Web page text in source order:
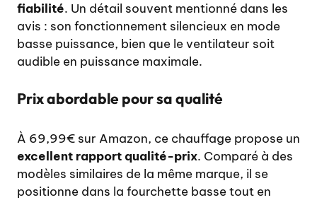
fiabilité. Un détail souvent mentionné dans les
avis : son fonctionnement silencieux en mode
basse puissance, bien que le ventilateur soit
audible en puissance maximale.
Prix abordable pour sa qualité
À 69,99€ sur Amazon, ce chauffage propose un
excellent rapport qualité-prix. Comparé à des
modèles similaires de la même marque, il se
positionne dans la fourchette basse tout en